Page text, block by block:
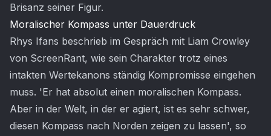
Brisanz seiner Figur.
Moralischer Kompass unter Dauerdruck
Rhys Ifans beschrieb im Gespräch mit Liam Crowley
von ScreenRant, wie sein Charakter trotz eines
intakten Wertekanons ständig Kompromisse eingehen
muss. 'Er hat absolut einen moralischen Kompass.
Aber in der Welt, in der er agiert, ist es sehr schwer,
diesen Kompass nach Norden zeigen zu lassen', so